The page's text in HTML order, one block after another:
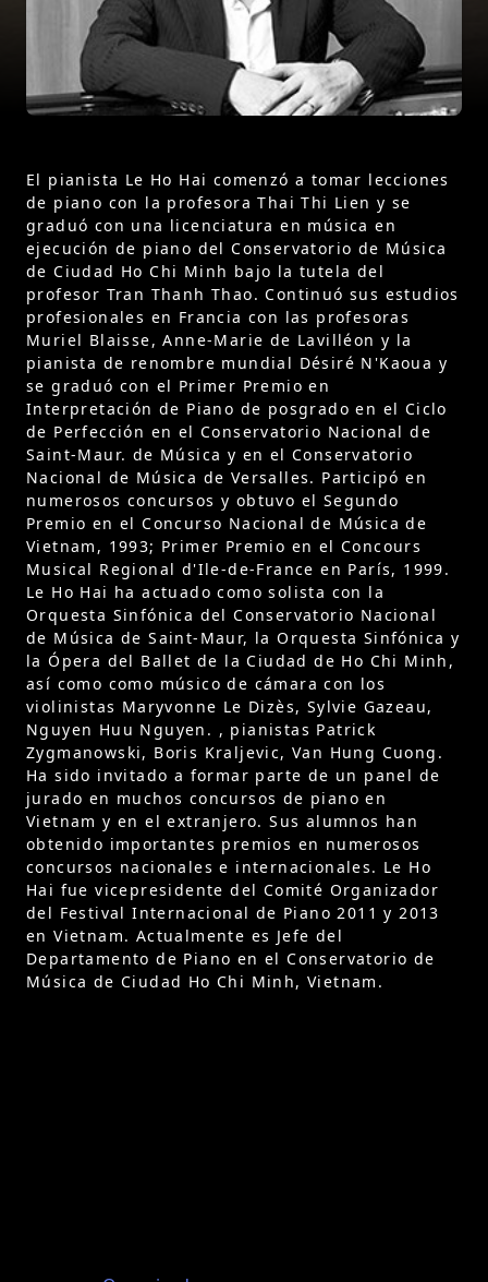
El pianista Le Ho Hai comenzó a tomar lecciones
de piano con la profesora Thai Thi Lien y se
graduó con una licenciatura en música en
ejecución de piano del Conservatorio de Música
de Ciudad Ho Chi Minh bajo la tutela del
profesor Tran Thanh Thao. Continuó sus estudios
profesionales en Francia con las profesoras
Muriel Blaisse, Anne-Marie de Lavilléon y la
pianista de renombre mundial Désiré N'Kaoua y
se graduó con el Primer Premio en
Interpretación de Piano de posgrado en el Ciclo
de Perfección en el Conservatorio Nacional de
Saint-Maur. de Música y en el Conservatorio
Nacional de Música de Versalles. Participó en
numerosos concursos y obtuvo el Segundo
Premio en el Concurso Nacional de Música de
Vietnam, 1993; Primer Premio en el Concours
Musical Regional d'Ile-de-France en París, 1999.
Le Ho Hai ha actuado como solista con la
Orquesta Sinfónica del Conservatorio Nacional
de Música de Saint-Maur, la Orquesta Sinfónica y
la Ópera del Ballet de la Ciudad de Ho Chi Minh,
así como como músico de cámara con los
violinistas Maryvonne Le Dizès, Sylvie Gazeau,
Nguyen Huu Nguyen. , pianistas Patrick
Zygmanowski, Boris Kraljevic, Van Hung Cuong.
Ha sido invitado a formar parte de un panel de
jurado en muchos concursos de piano en
Vietnam y en el extranjero. Sus alumnos han
obtenido importantes premios en numerosos
concursos nacionales e internacionales. Le Ho
Hai fue vicepresidente del Comité Organizador
del Festival Internacional de Piano 2011 y 2013
en Vietnam. Actualmente es Jefe del
Departamento de Piano en el Conservatorio de
Música de Ciudad Ho Chi Minh, Vietnam.